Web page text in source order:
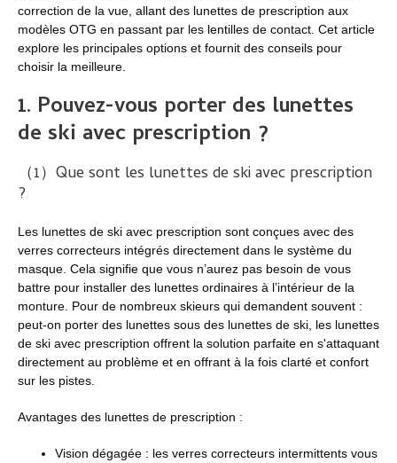
correction de la vue, allant des lunettes de prescription aux
modèles OTG en passant par les lentilles de contact. Cet article
explore les principales options et fournit des conseils pour
choisir la meilleure.
1. Pouvez-vous porter des lunettes
de ski avec prescription ?
（1）Que sont les lunettes de ski avec prescription
?
Les lunettes de ski avec prescription sont conçues avec des
verres correcteurs intégrés directement dans le système du
masque. Cela signifie que vous n’aurez pas besoin de vous
battre pour installer des lunettes ordinaires à l’intérieur de la
monture. Pour de nombreux skieurs qui demandent souvent :
peut-on porter des lunettes sous des lunettes de ski, les lunettes
de ski avec prescription offrent la solution parfaite en s'attaquant
directement au problème et en offrant à la fois clarté et confort
sur les pistes.
Avantages des lunettes de prescription :
Vision dégagée : les verres correcteurs intermittents vous